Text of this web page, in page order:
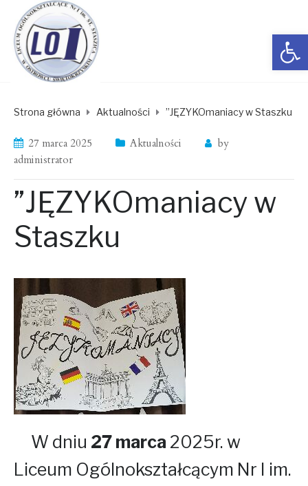
Open toolbar
Strona główna Aktualności ”JĘZYKOmaniacy w Staszku
27 marca 2025 Aktualności
by
administrator
”JĘZYKOmaniacy w
Staszku
W dniu 27 marca 2025r. w
Liceum Ogólnokształcącym Nr I im.